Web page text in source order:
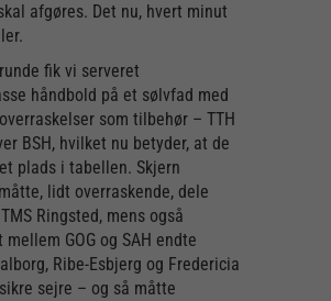
afgøres. Det nu, hvert minut
fik vi serveret
håndbold på et sølvfad med
som tilbehør – TTH
BSH, hvilket nu betyder, at de
plads i tabellen. Skjern
lidt overraskende, dele
Ringsted, mens også
GOG og SAH endte
Ribe-Esbjerg og Fredericia
sejre – og så måtte